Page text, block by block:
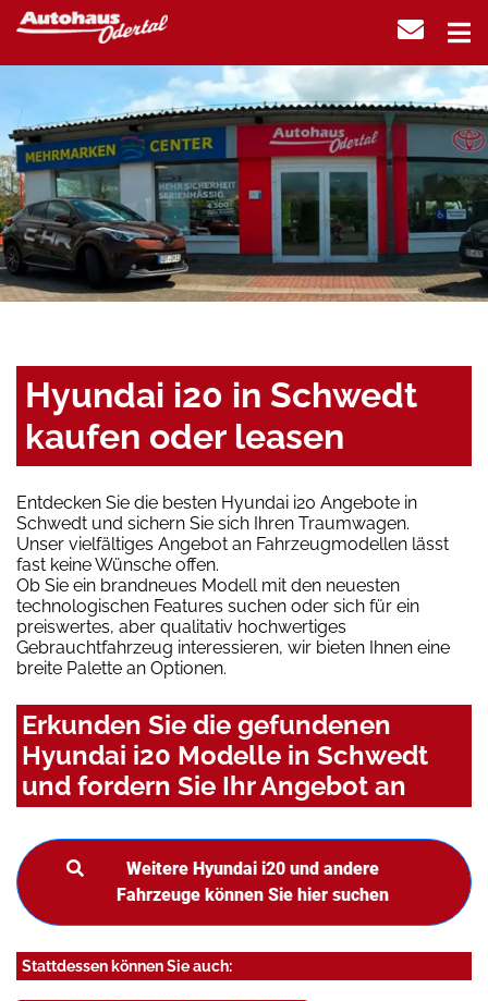
Hyundai i20 in Schwedt
kaufen oder leasen
Entdecken Sie die besten Hyundai i20 Angebote in
Schwedt und sichern Sie sich Ihren Traumwagen.
Unser vielfältiges Angebot an Fahrzeugmodellen lässt
fast keine Wünsche offen.
Ob Sie ein brandneues Modell mit den neuesten
technologischen Features suchen oder sich für ein
preiswertes, aber qualitativ hochwertiges
Gebrauchtfahrzeug interessieren, wir bieten Ihnen eine
breite Palette an Optionen.
Erkunden Sie die gefundenen
Hyundai i20 Modelle in Schwedt
und fordern Sie Ihr Angebot an
Weitere Hyundai i20 und andere
Fahrzeuge können Sie hier suchen
Stattdessen können Sie auch: